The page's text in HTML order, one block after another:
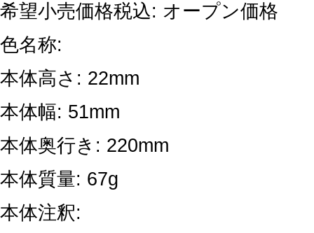
希望小売価格税込: オープン価格
色名称:
本体高さ: 22mm
本体幅: 51mm
本体奥行き: 220mm
本体質量: 67g
本体注釈: